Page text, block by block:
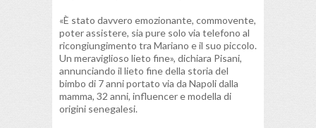
«È stato davvero emozionante, commovente,
poter assistere, sia pure solo via telefono al
ricongiungimento tra Mariano e il suo piccolo.
Un meraviglioso lieto fine», dichiara Pisani,
annunciando il lieto fine della storia del
bimbo di 7 anni portato via da Napoli dalla
mamma, 32 anni, influencer e modella di
origini senegalesi.